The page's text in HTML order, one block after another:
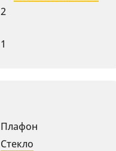
2
1
Плафон
Стекло